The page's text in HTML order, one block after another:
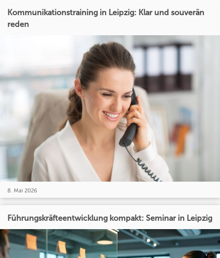
Kommunikationstraining in Leipzig: Klar und souverän
reden
8. Mai 2026
Führungskräfteentwicklung kompakt: Seminar in Leipzig